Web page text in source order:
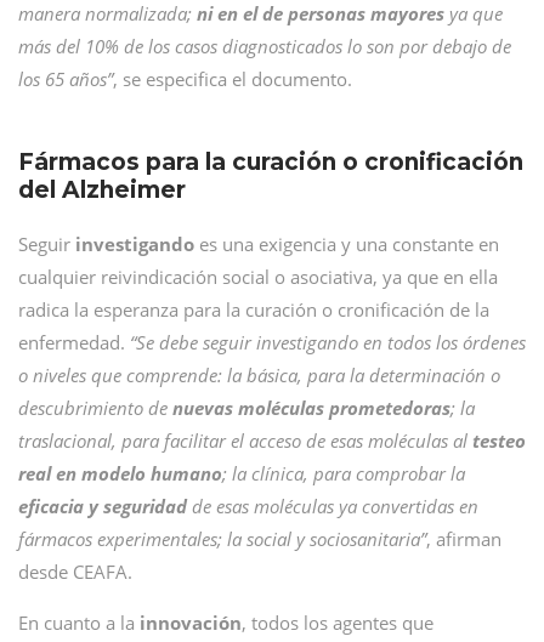
manera normalizada; ni en el de personas mayores ya que
más del 10% de los casos diagnosticados lo son por debajo de
los 65 años”, se especifica el documento.
Fármacos para la curación o cronificación
del Alzheimer
Seguir investigando es una exigencia y una constante en
cualquier reivindicación social o asociativa, ya que en ella
radica la esperanza para la curación o cronificación de la
enfermedad. “Se debe seguir investigando en todos los órdenes
o niveles que comprende: la básica, para la determinación o
descubrimiento de nuevas moléculas prometedoras; la
traslacional, para facilitar el acceso de esas moléculas al testeo
real en modelo humano; la clínica, para comprobar la
eficacia y seguridadde esas moléculas ya convertidas en
fármacos experimentales; la social y sociosanitaria”, afirman
desde CEAFA.
En cuanto a la innovación, todos los agentes que